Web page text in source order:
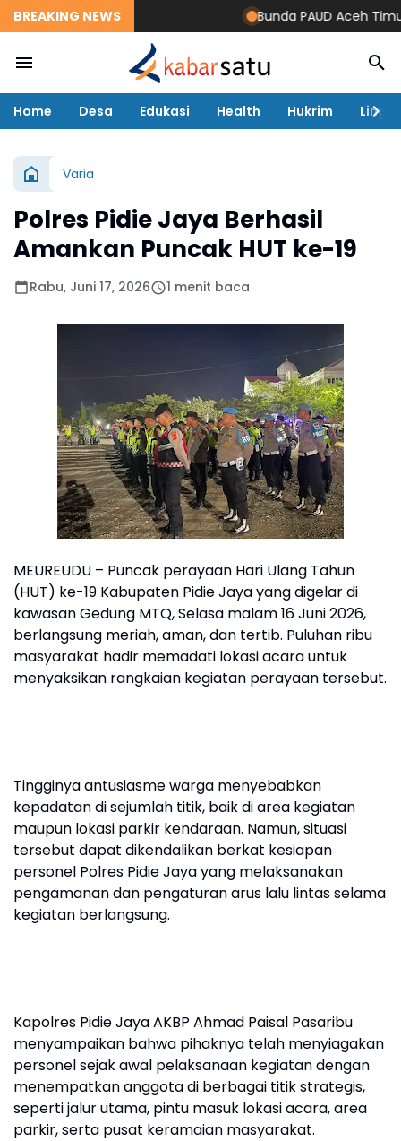
BREAKING NEWS Bunda PAUD Aceh Timur
Home Desa Edukasi Health Hukrim
Varia
Polres Pidie Jaya Berhasil
Amankan Puncak HUT ke-19
Rabu, Juni 17, 2026 1 menit baca
MEUREUDU – Puncak perayaan Hari Ulang Tahun
(HUT) ke-19 Kabupaten Pidie Jaya yang digelar di
kawasan Gedung MTQ, Selasa malam 16 Juni 2026,
berlangsung meriah, aman, dan tertib. Puluhan ribu
masyarakat hadir memadati lokasi acara untuk
menyaksikan rangkaian kegiatan perayaan tersebut.
Tingginya antusiasme warga menyebabkan
kepadatan di sejumlah titik, baik di area kegiatan
maupun lokasi parkir kendaraan. Namun, situasi
tersebut dapat dikendalikan berkat kesiapan
personel Polres Pidie Jaya yang melaksanakan
pengamanan dan pengaturan arus lalu lintas selama
kegiatan berlangsung.
Kapolres Pidie Jaya AKBP Ahmad Paisal Pasaribu
menyampaikan bahwa pihaknya telah menyiagakan
personel sejak awal pelaksanaan kegiatan dengan
menempatkan anggota di berbagai titik strategis,
seperti jalur utama, pintu masuk lokasi acara, area
parkir, serta pusat keramaian masyarakat.